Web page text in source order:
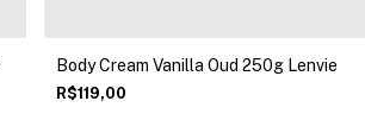
Body Cream Vanilla Oud 250g Lenvie
R$119,00